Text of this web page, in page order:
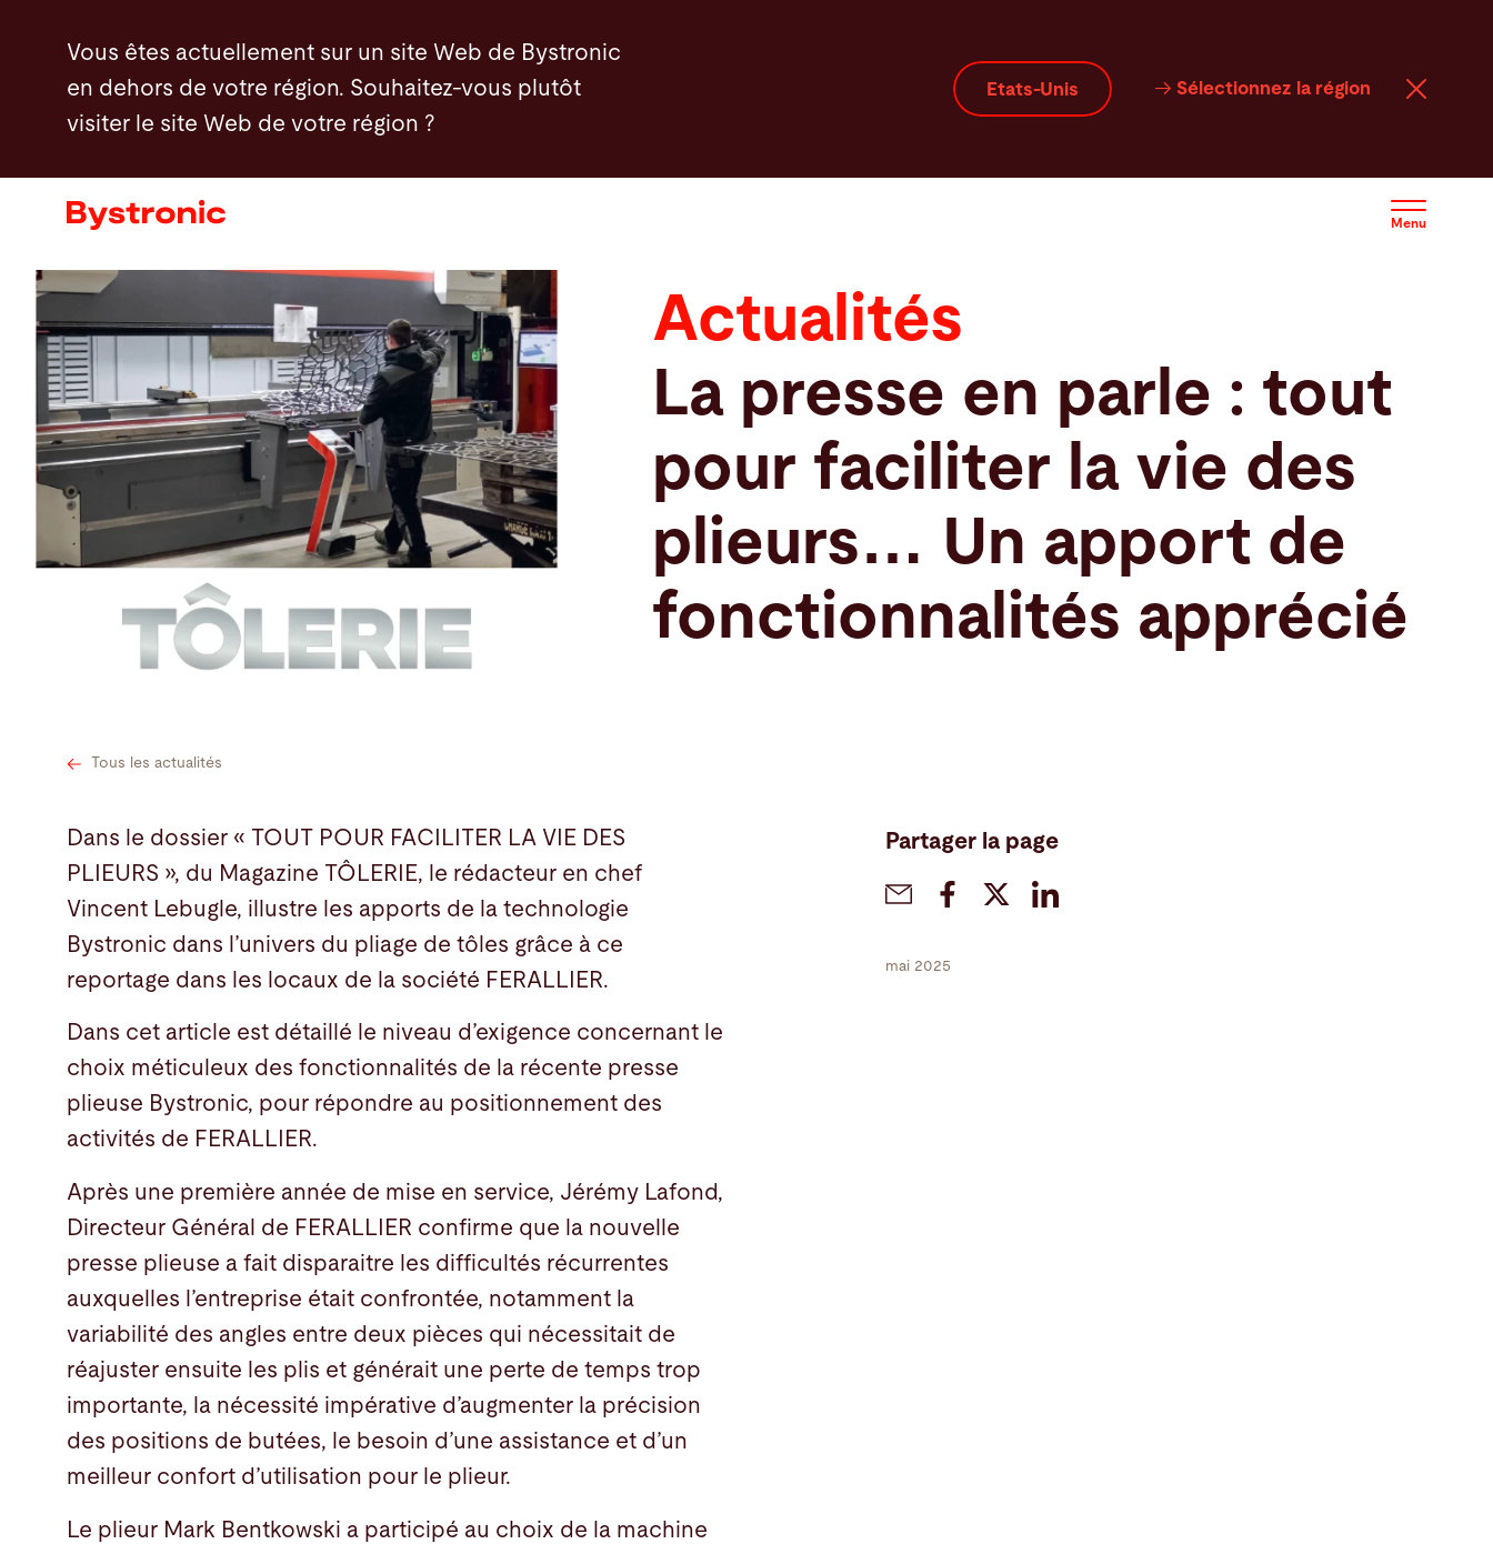
contenu
principal
Vous êtes actuellement sur un site Web de Bystronic
en dehors de votre région. Souhaitez-vous plutôt
visiter le site Web de votre région ?
Etats-Unis Sélectionnez la région
Menu
Services
Applications
Actualités - Presse
Entreprise
Recherche
Contact
Actualités
La presse en parle : tout
pour faciliter la vie des
plieurs… Un apport de
fonctionnalités apprécié
Tous les actualités
Dans le dossier « TOUT POUR FACILITER LA VIE DES
PLIEURS », du Magazine TÔLERIE, le rédacteur en chef
Vincent Lebugle, illustre les apports de la technologie
Bystronic dans l’univers du pliage de tôles grâce à ce
reportage dans les locaux de la société FERALLIER.
Dans cet article est détaillé le niveau d’exigence concernant le
choix méticuleux des fonctionnalités de la récente presse
plieuse Bystronic, pour répondre au positionnement des
activités de FERALLIER.
Après une première année de mise en service, Jérémy Lafond,
Directeur Général de FERALLIER confirme que la nouvelle
presse plieuse a fait disparaitre les difficultés récurrentes
auxquelles l’entreprise était confrontée, notamment la
variabilité des angles entre deux pièces qui nécessitait de
réajuster ensuite les plis et générait une perte de temps trop
importante, la nécessité impérative d’augmenter la précision
des positions de butées, le besoin d’une assistance et d’un
meilleur confort d’utilisation pour le plieur.
Le plieur Mark Bentkowski a participé au choix de la machine
Partager la page
mai 2025